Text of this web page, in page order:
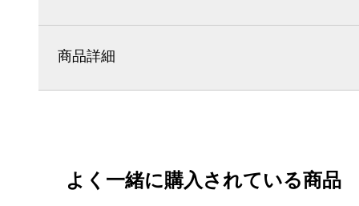
商品詳細
よく一緒に購入されている商品